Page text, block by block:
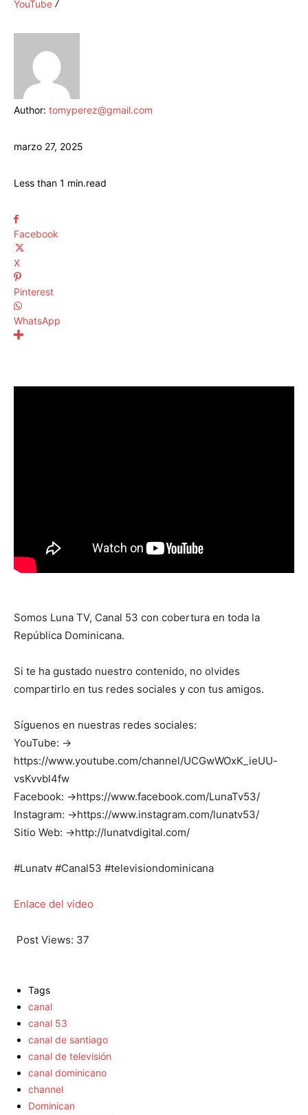
YouTube
Author: tomyperez@gmail.com
marzo 27, 2025
Less than 1 min.read
Facebook
X
Pinterest
WhatsApp
Somos Luna TV, Canal 53 con cobertura en toda la
República Dominicana.
Si te ha gustado nuestro contenido, no olvides
compartirlo en tus redes sociales y con tus amigos.
Síguenos en nuestras redes sociales:
YouTube: →
https://www.youtube.com/channel/UCGwWOxK_ieUU-
vsKvvbl4fw
Facebook: →https://www.facebook.com/LunaTv53/
Instagram: →https://www.instagram.com/lunatv53/
Sitio Web: →http://lunatvdigital.com/
#Lunatv #Canal53 #televisiondominicana
Enlace del video
Post Views: 37
Tags
canal
canal 53
canal de santiago
canal de televisión
canal dominicano
channel
Dominican